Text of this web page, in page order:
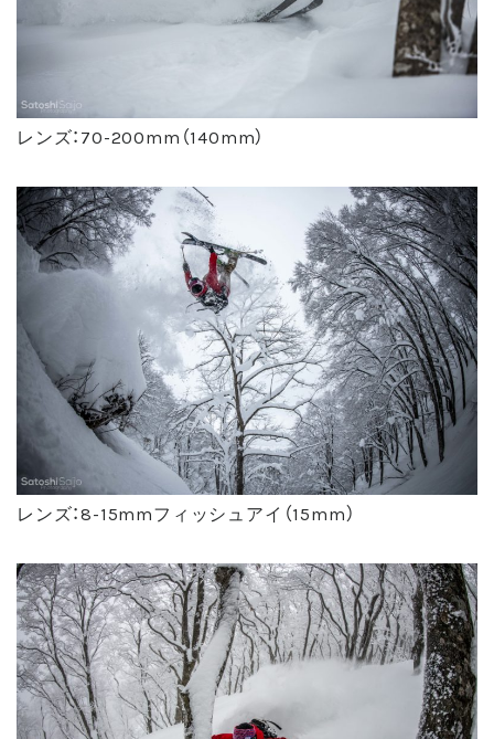
レンズ：70-200mm（140mm）
レンズ：8-15mmフィッシュアイ（15mm）